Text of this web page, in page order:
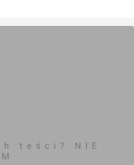
teści? NIE